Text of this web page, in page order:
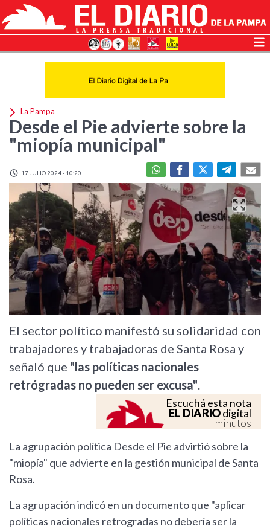
La Pampa
Desde el Pie advierte sobre la
"miopía municipal"
17 JULIO 2024 - 10:20
El sector político manifestó su solidaridad con
trabajadores y trabajadoras de Santa Rosa y
señaló que "las políticas nacionales
retrógradas no pueden ser excusa".
Escuchá esta nota
EL DIARIOdigital
minutos
La agrupación política Desde el Pie advirtió sobre la
"miopía" que advierte en la gestión municipal de Santa
Rosa.
La agrupación indicó en un documento que "aplicar
políticas nacionales retrogradas no debería ser la